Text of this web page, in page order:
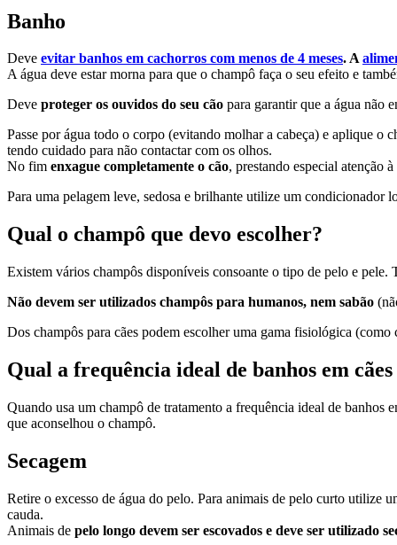
Banho
Deve evitar banhos em cachorros com menos de 4 meses. A
A água deve estar morna para que o champô faça o seu efeito e
Deve proteger os ouvidos do seu cão para garantir que a água não
Passe por água todo o corpo (evitando molhar a cabeça) e aplique o
tendo cuidado para não contactar com os olhos.
No fim enxague completamente o cão, prestando especial atenção
Para uma pelagem leve, sedosa e brilhante utilize um condicionador
Qual o champô que devo escolher?
Existem vários champôs disponíveis consoante o tipo de pelo e pele.
Não devem ser utilizados champôs para humanos, nem sabão
Dos champôs para cães podem escolher uma gama fisiológica
Qual a frequência ideal de banhos em
Quando usa um champô de tratamento a frequência ideal de banhos
que aconselhou o champô.
Secagem
Retire o excesso de água do pelo. Para animais de pelo curto utilize
cauda.
Animais de pelo longo devem ser escovados e deve ser utilizado